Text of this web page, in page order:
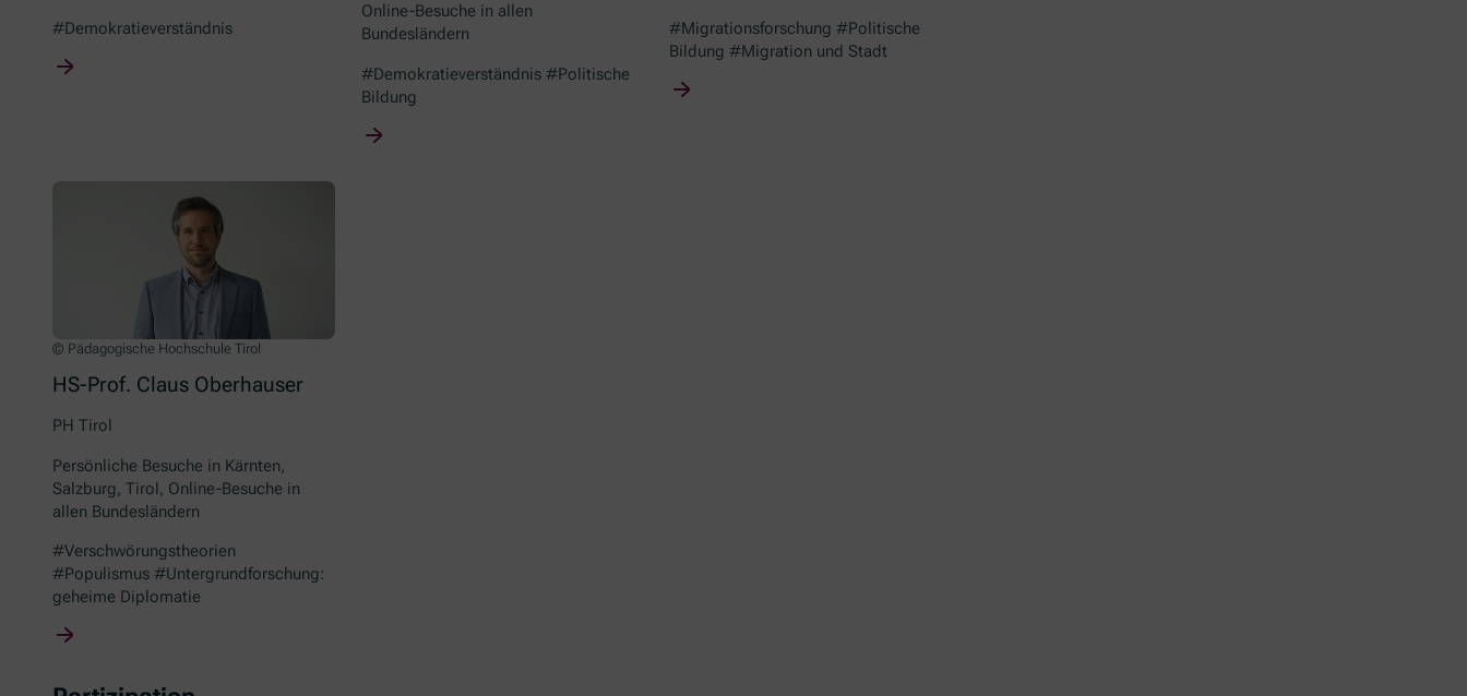
#Demokratieverständnis
Online-Besuche in allen
Bundesländern
#Demokratieverständnis #Politische
Bildung
#Migrationsforschung #Politische
Bildung #Migration und Stadt
© Pädagogische Hochschule Tirol
HS-Prof. Claus Oberhauser
PH Tirol
Persönliche Besuche in Kärnten,
Salzburg, Tirol, Online-Besuche in
allen Bundesländern
#Verschwörungstheorien
#Populismus #Untergrundforschung:
geheime Diplomatie